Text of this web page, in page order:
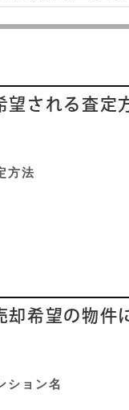
望される査定
方法
却希望の物件
ション名